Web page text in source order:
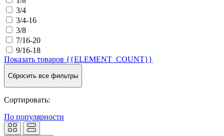
3/4
3/4-16
3/8
7/16-20
9/16-18
Показать товаров {{ELEMENT_COUNT}}
Сбросить все фильтры
Сортировать:
По популярности